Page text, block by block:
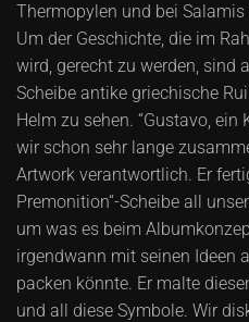
Thermopylen und bei
Um der Geschichte, die im
wird, gerecht zu werden, sind
Scheibe antike griechische
Helm zu sehen. “Gustavo,
wir schon sehr lange
Artwork verantwortlich. Er
Premonition“-Scheibe all
um was es beim
irgendwann mit seinen Ideen
packen könnte. Er malte
und all diese Symbole. Wir